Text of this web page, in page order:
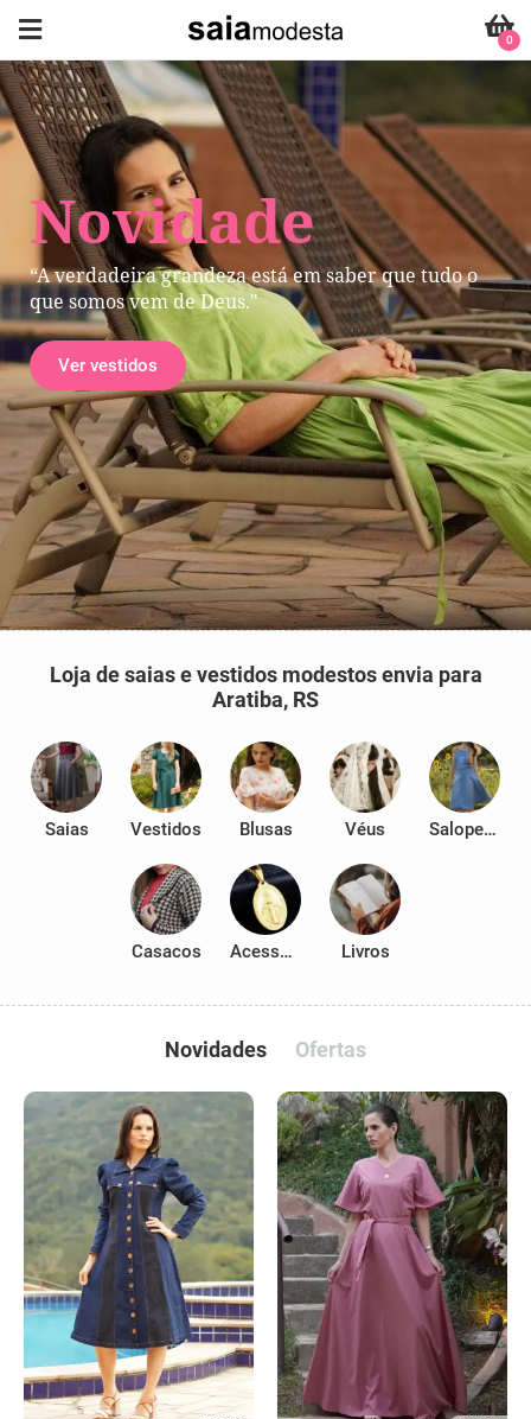
Novidade
“A verdadeira grandeza está em saber que tudo o
que somos vem de Deus."
Ver vestidos
0
Loja de saias e vestidos modestos envia para
Aratiba, RS
Saias Vestidos Blusas Véus Salopetes
Casacos Acessórios Livros
Novidades Ofertas